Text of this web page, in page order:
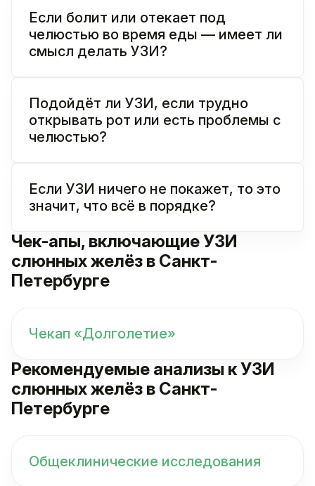
Если болит или отекает под
челюстью во время еды — имеет ли
смысл делать УЗИ?
Подойдёт ли УЗИ, если трудно
открывать рот или есть проблемы с
челюстью?
Если УЗИ ничего не покажет, то это
значит, что всё в порядке?
Чек-апы, включающие УЗИ
слюнных желёз в Санкт-
Петербурге
Чекап «Долголетие»
Рекомендуемые анализы к УЗИ
слюнных желёз в Санкт-
Петербурге
Общеклинические исследования